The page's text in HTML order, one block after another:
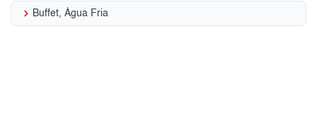
keyboard_arrow_right Buffet, Água Fria